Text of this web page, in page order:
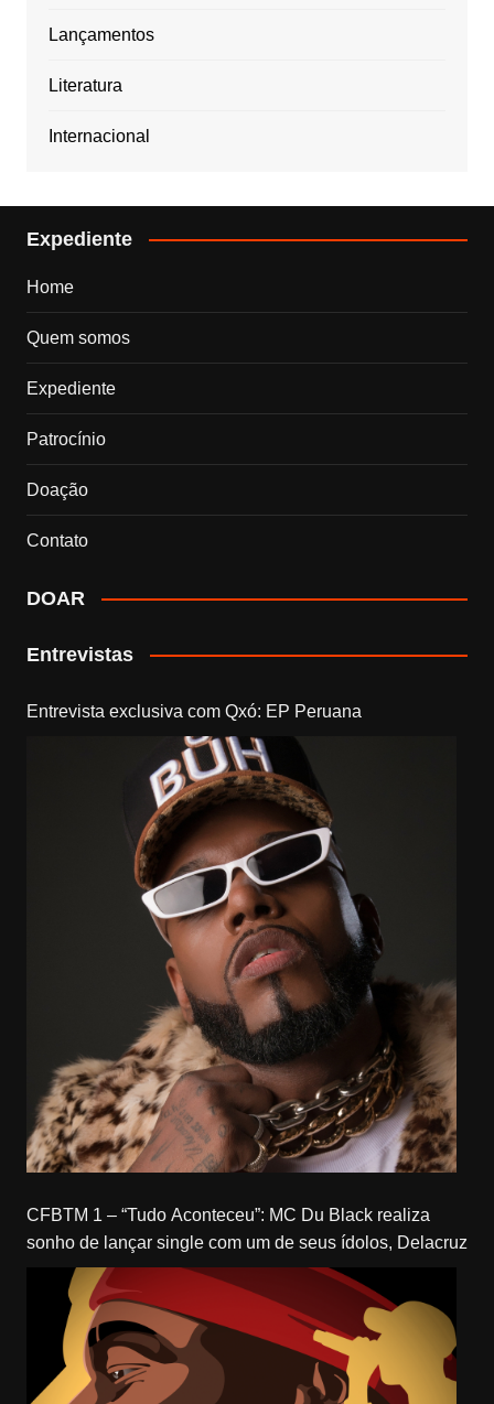
Lançamentos
Literatura
Internacional
Expediente
Home
Quem somos
Expediente
Patrocínio
Doação
Contato
DOAR
Entrevistas
Entrevista exclusiva com Qxó: EP Peruana
CFBTM 1 – “Tudo Aconteceu”: MC Du Black realiza
sonho de lançar single com um de seus ídolos, Delacruz